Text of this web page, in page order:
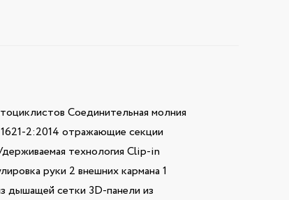
Соединительная молния
2:2014 отражающие секции
технология Clip-in
руки 2 внешних кармана 1
дышащей сетки 3D-панели из